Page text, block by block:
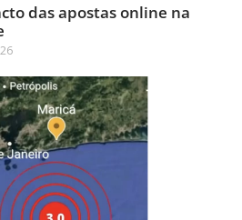
das apostas online na